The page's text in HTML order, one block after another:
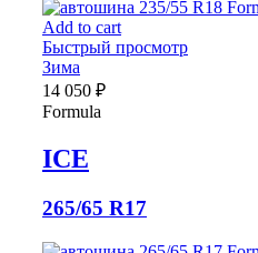
Add to cart
Быстрый просмотр
Зима
14 050 ₽
Formula
ICE
265/65 R17